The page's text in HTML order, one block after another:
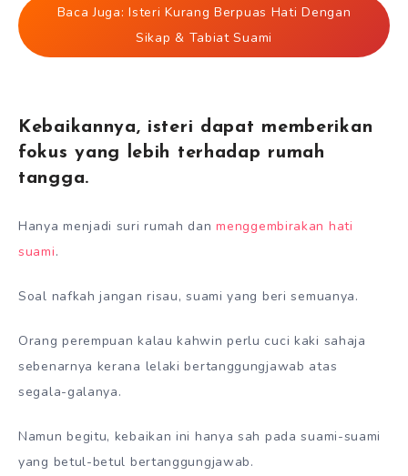
Baca Juga: Isteri Kurang Berpuas Hati Dengan
Sikap & Tabiat Suami
Kebaikannya, isteri dapat memberikan
fokus yang lebih terhadap rumah
tangga.
Hanya menjadi suri rumah danmenggembirakan hati
suami.
Soal nafkah jangan risau, suami yang beri semuanya.
Orang perempuan kalau kahwin perlu cuci kaki sahaja
sebenarnya kerana lelaki bertanggungjawab atas
segala-galanya.
Namun begitu, kebaikan ini hanya sah pada suami-suami
yang betul-betul bertanggungjawab.